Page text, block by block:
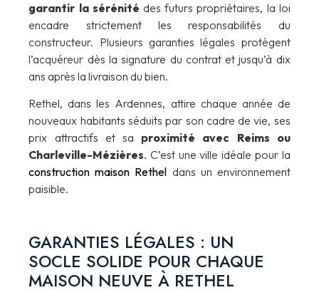
garantir la sérénité des futurs propriétaires, la loi
encadre strictement les responsabilités du
constructeur. Plusieurs garanties légales protègent
l’acquéreur dès la signature du contrat et jusqu’à dix
ans après la livraison du bien.
Rethel, dans les Ardennes, attire chaque année de
nouveaux habitants séduits par son cadre de vie, ses
prix attractifs et sa proximité avec Reims ou
Charleville-Mézières. C’est une ville idéale pour la
construction maison Rethel dans un environnement
paisible.
GARANTIES LÉGALES : UN
SOCLE SOLIDE POUR CHAQUE
MAISON NEUVE À RETHEL